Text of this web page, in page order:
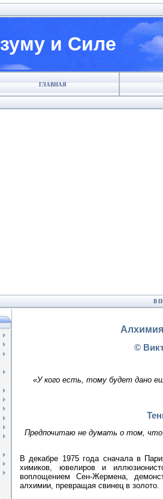
и Силе
ГЛАВНАЯ
В
©
«У кого есть, тому будет дано
Предпочитаю не думать о том, что
В декабре 1975 года сначала в
химиков, ювелиров и
воплощением Сен-Жермена,
алхимии, превращая свинец в золото.